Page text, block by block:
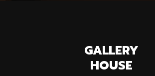
GALLERY
HOUSE